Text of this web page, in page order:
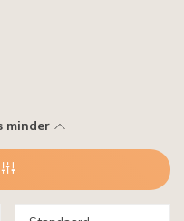
minder